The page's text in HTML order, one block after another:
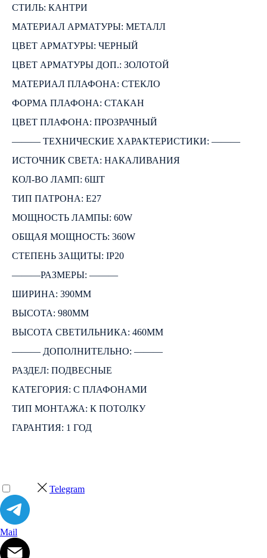
СТИЛЬ: КАНТРИ
МАТЕРИАЛ АРМАТУРЫ: МЕТАЛЛ
ЦВЕТ АРМАТУРЫ: ЧЕРНЫЙ
ЦВЕТ АРМАТУРЫ ДОП.: ЗОЛОТОЙ
МАТЕРИАЛ ПЛАФОНА: СТЕКЛО
ФОРМА ПЛАФОНА: СТАКАН
ЦВЕТ ПЛАФОНА: ПРОЗРАЧНЫЙ
――― ТЕХНИЧЕСКИЕ ХАРАКТЕРИСТИКИ: ―――
ИСТОЧНИК СВЕТА: НАКАЛИВАНИЯ
КОЛ-ВО ЛАМП: 6ШТ
ТИП ПАТРОНА: E27
МОЩНОСТЬ ЛАМПЫ: 60W
ОБЩАЯ МОЩНОСТЬ: 360W
СТЕПЕНЬ ЗАЩИТЫ: IP20
―――РАЗМЕРЫ: ―――
ШИРИНА: 390ММ
ВЫСОТА: 980ММ
ВЫСОТА СВЕТИЛЬНИКА: 460ММ
――― ДОПОЛНИТЕЛЬНО: ―――
РАЗДЕЛ: ПОДВЕСНЫЕ
КАТЕГОРИЯ: С ПЛАФОНАМИ
ТИП МОНТАЖА: К ПОТОЛКУ
ГАРАНТИЯ: 1 ГОД
Telegram
Mail